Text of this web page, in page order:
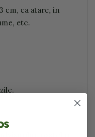
cm, ca atare, in
etc.